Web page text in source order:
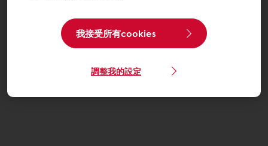
我接受所有cookies
調整我的設定